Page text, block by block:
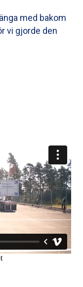
med bakom
vi gjorde den